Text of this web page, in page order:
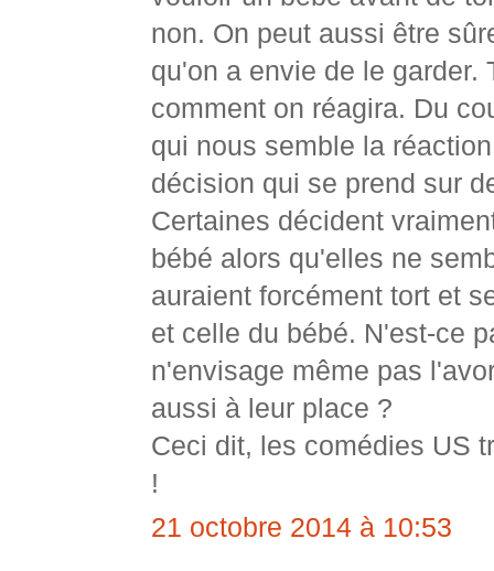
non. On peut aussi être
qu'on a envie de le garder.
comment on réagira. Du
qui nous semble la
décision qui se prend sur
Certaines décident
bébé alors qu'elles ne
auraient forcément tort et
et celle du bébé. N'est-ce
n'envisage même pas
aussi à leur place ?
Ceci dit, les comédies US
!
21 octobre 2014 à 10:53